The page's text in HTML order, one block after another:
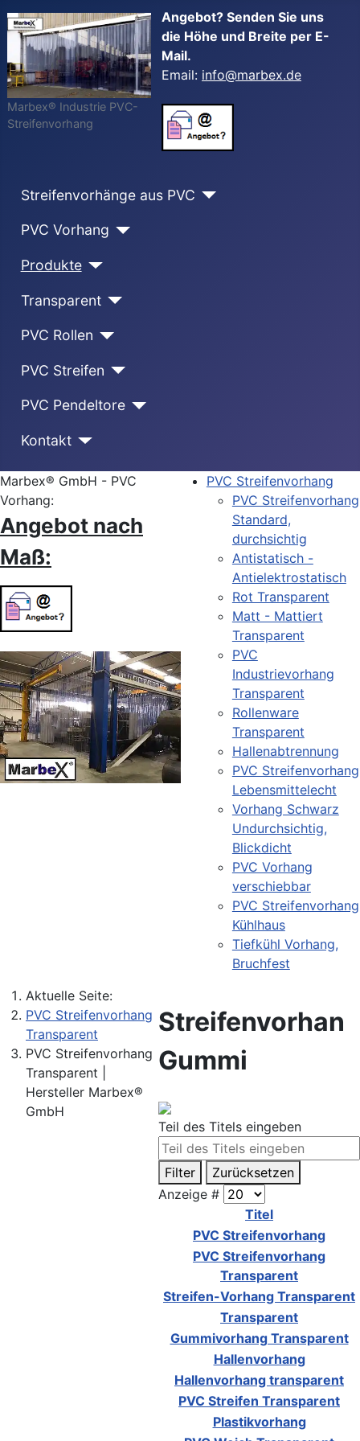
Marbex® Industrie PVC-
Streifenvorhang
Angebot? Senden Sie uns
die Höhe und Breite per E-
Mail.
Email: info@marbex.de
Streifenvorhänge aus PVC
PVC Vorhang
Produkte
Transparent
PVC Rollen
PVC Streifen
PVC Pendeltore
Kontakt
Marbex® GmbH - PVC
Vorhang:
Angebot nach
Maß:
PVC Streifenvorhang
PVC Streifenvorhang
Standard,
durchsichtig
Antistatisch -
Antielektrostatisch
Rot Transparent
Matt - Mattiert
Transparent
PVC
Industrievorhang
Transparent
Rollenware
Transparent
Hallenabtrennung
PVC Streifenvorhang
Lebensmittelecht
Vorhang Schwarz
Undurchsichtig,
Blickdicht
PVC Vorhang
verschiebbar
PVC Streifenvorhang
Kühlhaus
Tiefkühl Vorhang,
Bruchfest
Aktuelle Seite:
PVC Streifenvorhang
Transparent
PVC Streifenvorhang
Transparent |
Hersteller Marbex®
GmbH
Streifenvorhan
Gummi
Teil des Titels eingeben
Filter
Zurücksetzen
Anzeige #
Titel
PVC Streifenvorhang
PVC Streifenvorhang
Transparent
Streifen-Vorhang Transparent
Transparent
Gummivorhang Transparent
Hallenvorhang
Hallenvorhang transparent
PVC Streifen Transparent
Plastikvorhang